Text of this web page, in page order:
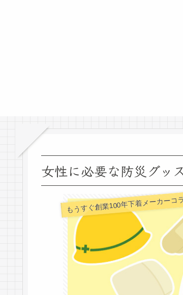
女性に必要な防災グッ
もうすぐ創業100年下着メーカーコ